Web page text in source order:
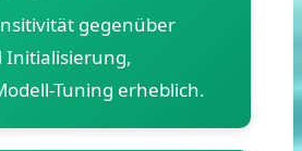
gegenüber
Initialisierung,
Tuning erheblich.